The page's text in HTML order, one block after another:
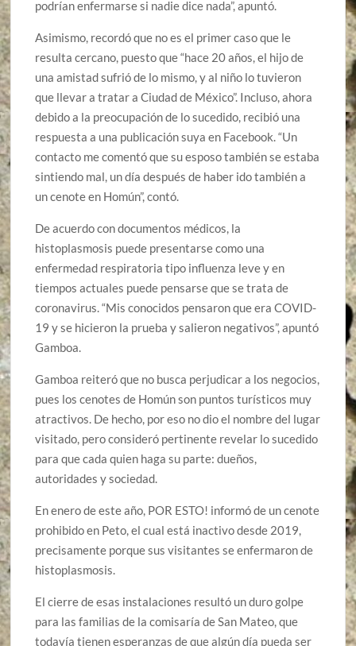
podrían enfermarse si nadie dice nada”, apuntó.
Asimismo, recordó que no es el primer caso que le
resulta cercano, puesto que “hace 20 años, el hijo de
una amistad sufrió de lo mismo, y al niño lo tuvieron
que llevar a tratar a Ciudad de México”. Incluso, ahora
debido a la preocupación de lo sucedido, recibió una
respuesta a una publicación suya en Facebook. “Un
contacto me comentó que su esposo también se estaba
sintiendo mal, un día después de haber ido también a
un cenote en Homún”, contó.
De acuerdo con documentos médicos, la
histoplasmosis puede presentarse como una
enfermedad respiratoria tipo influenza leve y en
tiempos actuales puede pensarse que se trata de
coronavirus. “Mis conocidos pensaron que era COVID-
19 y se hicieron la prueba y salieron negativos”, apuntó
Gamboa.
Gamboa reiteró que no busca perjudicar a los negocios,
pues los cenotes de Homún son puntos turísticos muy
atractivos. De hecho, por eso no dio el nombre del lugar
visitado, pero consideró pertinente revelar lo sucedido
para que cada quien haga su parte: dueños,
autoridades y sociedad.
En enero de este año, POR ESTO! informó de un cenote
prohibido en Peto, el cual está inactivo desde 2019,
precisamente porque sus visitantes se enfermaron de
histoplasmosis.
El cierre de esas instalaciones resultó un duro golpe
para las familias de la comisaría de San Mateo, que
todavía tienen esperanzas de que algún día pueda ser